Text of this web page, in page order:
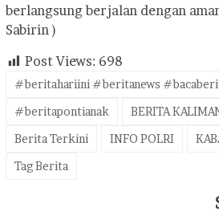
berlangsung berjalan dengan
Sabirin )
Post Views: 698
#beritahariini #beritanews
#beritapontianak
BERITA
Berita Terkini
INFO POLRI
Tag Berita